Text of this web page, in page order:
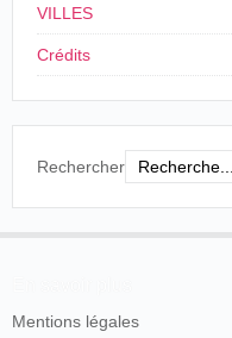
VILLES
Crédits
Rechercher
Mentions légales